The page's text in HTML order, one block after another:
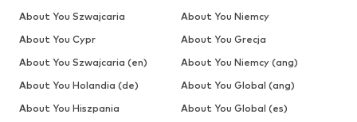
About You Szwajcaria
About You Niemcy
About You Cypr
About You Grecja
About You Szwajcaria (en)
About You Niemcy (ang)
About You Holandia (de)
About You Global (ang)
About You Hiszpania
About You Global (es)